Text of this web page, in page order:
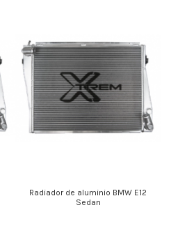
Radiador de aluminio BMW E12
Sedan